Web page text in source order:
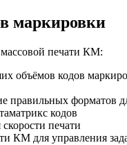
маркировки
печати КМ:
объёмов кодов
правильных форматов
кодов
печати
КМ для управления